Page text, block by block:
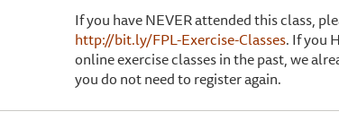
If you have NEVER attended this class,
http://bit.ly/FPL-Exercise-Classes. If you
online exercise classes in the past, we
you do not need to register again.